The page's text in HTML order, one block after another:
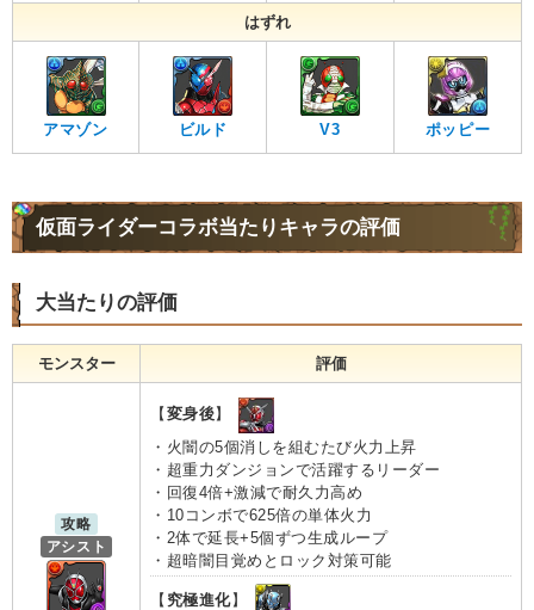
はずれ
アマゾン ビルド V3 ポッピー
仮面ライダーコラボ当たりキャラの評価
大当たりの評価
モンスター 評価
攻略
アシスト
【 変身後】
・火闇の5個消しを組むたび火力上昇
・超重力ダンジョンで活躍するリーダー
・回復4倍+激減で耐久力高め
・10コンボで625倍の単体火力
・2体で延長+5個ずつ生成ループ
・超暗闇目覚めとロック対策可能
【 究極進化】